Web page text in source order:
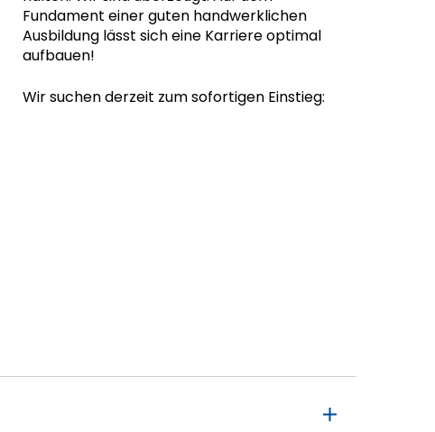
Fundament einer guten handwerklichen
Ausbildung lässt sich eine Karriere optimal
aufbauen!
Wir suchen derzeit zum sofortigen Einstieg: